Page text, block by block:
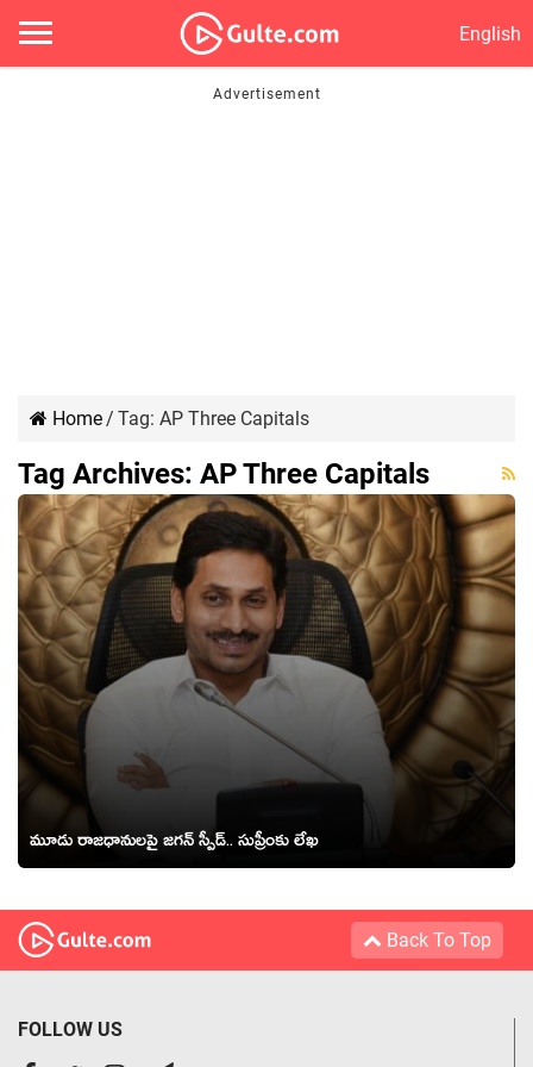
English
Home/ Tag: AP Three Capitals
Tag Archives: AP Three Capitals
మూడు రాజధానులపై జగన్ స్పీడ్.. సుప్రీంకు లేఖ
Back To Top
FOLLOW US